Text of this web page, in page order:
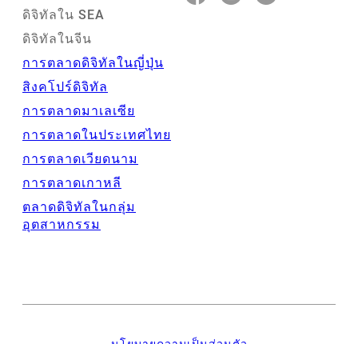
ดิจิทัลใน SEA
ดิจิทัลในจีน
การตลาดดิจิทัลในญี่ปุ่น
สิงคโปร์ดิจิทัล
การตลาดมาเลเซีย
การตลาดในประเทศไทย
การตลาดเวียดนาม
การตลาดเกาหลี
ตลาดดิจิทัลในกลุ่ม
อุตสาหกรรม